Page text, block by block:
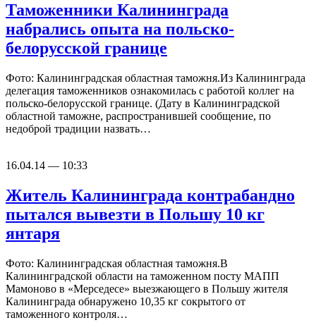
Таможенники Калининграда
набрались опыта на польско-
белорусской границе
Фото: Калининградская областная таможня.Из Калининграда
делегация таможенников ознакомилась с работой коллег на
польско-белорусской границе. (Дату в Калининградской
областной таможне, распространившей сообщение, по
недоброй традиции назвать…
16.04.14 — 10:33
Житель Калининграда контрабандно
пытался вывезти в Польшу 10 кг
янтаря
Фото: Калининградская областная таможня.В
Калининградской области на таможенном посту МАПП
Мамоново в «Мерседесе» выезжающего в Польшу жителя
Калининграда обнаружено 10,35 кг сокрытого от
таможенного контроля…